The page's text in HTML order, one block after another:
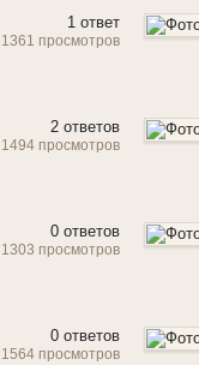
1 ответ
1361 просмотров
2 ответов
1494 просмотров
0 ответов
1303 просмотров
0 ответов
1564 просмотров